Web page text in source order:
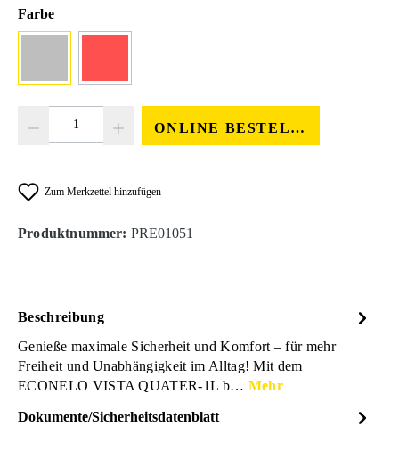
Farbeauswählen
ONLINE BESTELLEN
Zum Merkzettel hinzufügen
Produktnummer: PRE01051
Beschreibung
Genieße maximale Sicherheit und Komfort – für mehr
Freiheit und Unabhängigkeit im Alltag! Mit dem
ECONELO VISTA QUATER-1L b… Mehr
Dokumente/Sicherheitsdatenblatt